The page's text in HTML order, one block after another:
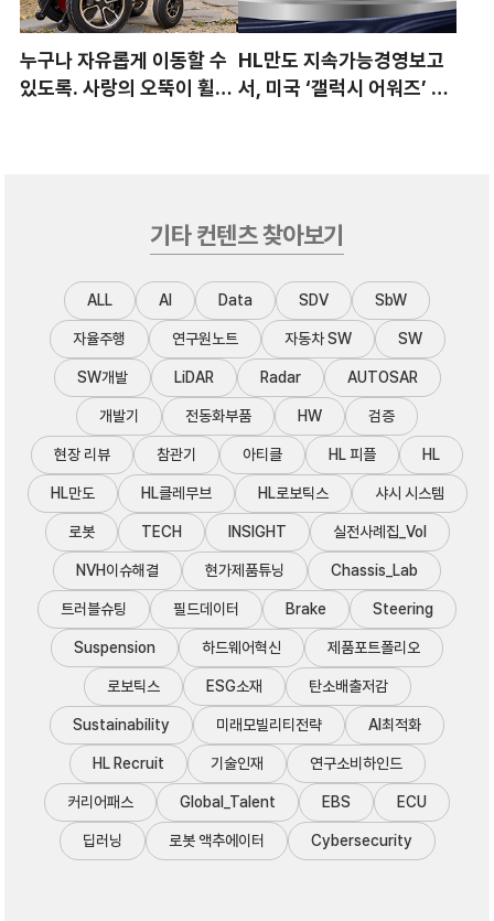
누구나 자유롭게 이동할 수
있도록. 사랑의 오뚝이 휠체
HL만도 지속가능경영보고
서, 미국 ‘갤럭시 어워즈’ 은
기타 컨텐츠 찾아보기
ALL AI Data SDV SbW
자율주행 연구원노트 자동차 SW SW
SW개발 LiDAR Radar AUTOSAR
개발기 전동화부품 HW 검증
현장 리뷰 참관기 아티클 HL 피플 HL
HL만도 HL클레무브 HL로보틱스 샤시 시스템
로봇 TECH INSIGHT 실전사례집_Vol
NVH이슈해결 현가제품튜닝 Chassis_Lab
트러블슈팅 필드데이터 Brake Steering
Suspension 하드웨어혁신 제품포트폴리오
로보틱스 ESG소재 탄소배출저감
Sustainability 미래모빌리티전략 AI최적화
HL Recruit 기술인재 연구소비하인드
커리어패스 Global_Talent EBS ECU
딥러닝 로봇 액추에이터 Cybersecurity